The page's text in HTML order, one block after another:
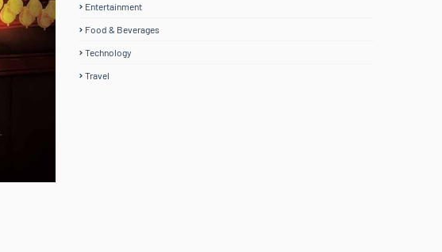
Entertainment
Food & Beverages
Technology
Travel